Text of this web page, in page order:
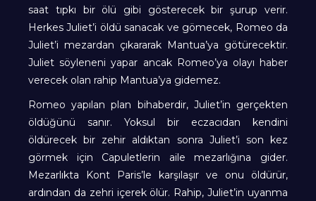
saat tıpkı bir ölü gibi gösterecek bir şurup verir.
Herkes Juliet’i öldü sanacak ve gömecek, Romeo da
Juliet’i mezardan çıkararak Mantua’ya götürecektir.
Juliet söyleneni yapar ancak Romeo’ya olayı haber
verecek olan rahip Mantua’ya gidemez.
Romeo yapılan plan bihaberdir, Juliet’in gerçekten
öldüğünü sanır. Yoksul bir eczacıdan kendini
öldürecek bir zehir aldıktan sonra Juliet’i son kez
görmek için Capuletlerin aile mezarlığına gider.
Mezarlıkta Kont Paris’le karşılaşır ve onu öldürür,
ardından da zehri içerek ölür. Rahip, Juliet’in uyanma